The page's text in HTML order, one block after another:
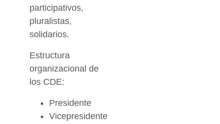
participativos,
pluralistas,
solidarios.
Estructura
organizacional de
los CDE:
Presidente
Vicepresidente